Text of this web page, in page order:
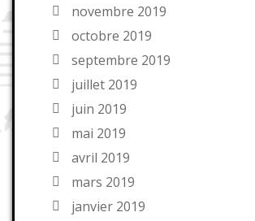
novembre 2019
octobre 2019
septembre 2019
juillet 2019
juin 2019
mai 2019
avril 2019
mars 2019
janvier 2019